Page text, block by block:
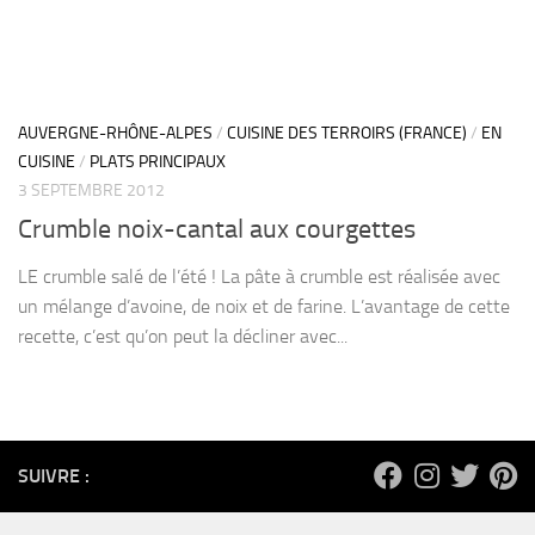
AUVERGNE-RHÔNE-ALPES / CUISINE DES TERROIRS (FRANCE) / EN
CUISINE / PLATS PRINCIPAUX
3 SEPTEMBRE 2012
Crumble noix-cantal aux courgettes
LE crumble salé de l’été ! La pâte à crumble est réalisée avec
un mélange d’avoine, de noix et de farine. L’avantage de cette
recette, c’est qu’on peut la décliner avec...
SUIVRE :